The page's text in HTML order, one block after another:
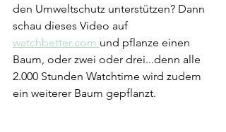
den Umweltschutz unterstützen? Dann
schau dieses Video auf
watchbetter.com und pflanze einen
Baum, oder zwei oder drei...denn alle
2.000 Stunden Watchtime wird zudem
ein weiterer Baum gepflanzt.